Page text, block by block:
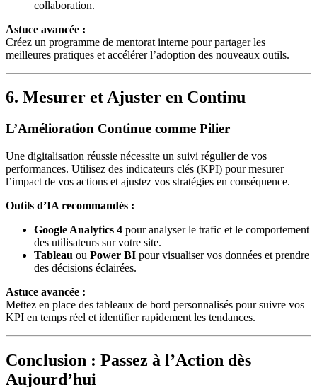
collaboration.
Astuce avancée :
Créez un programme de mentorat interne pour partager les
meilleures pratiques et accélérer l’adoption des nouveaux outils.
6. Mesurer et Ajuster en Continu
L’Amélioration Continue comme Pilier
Une digitalisation réussie nécessite un suivi régulier de vos
performances. Utilisez des indicateurs clés (KPI) pour mesurer
l’impact de vos actions et ajustez vos stratégies en conséquence.
Outils d’IA recommandés :
Google Analytics 4 pour analyser le trafic et le comportement
des utilisateurs sur votre site.
Tableau ou Power BI pour visualiser vos données et prendre
des décisions éclairées.
Astuce avancée :
Mettez en place des tableaux de bord personnalisés pour suivre vos
KPI en temps réel et identifier rapidement les tendances.
Conclusion : Passez à l’Action dès
Aujourd’hui